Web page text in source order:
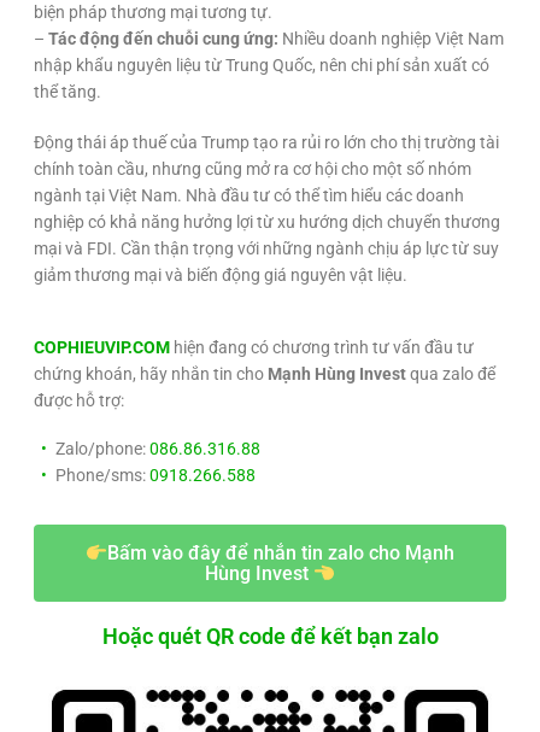
biện pháp thương mại tương tự.
– Tác động đến chuỗi cung ứng: Nhiều doanh nghiệp Việt Nam
nhập khẩu nguyên liệu từ Trung Quốc, nên chi phí sản xuất có
thể tăng.
Động thái áp thuế của Trump tạo ra rủi ro lớn cho thị trường tài
chính toàn cầu, nhưng cũng mở ra cơ hội cho một số nhóm
ngành tại Việt Nam. Nhà đầu tư có thể tìm hiểu các doanh
nghiệp có khả năng hưởng lợi từ xu hướng dịch chuyển thương
mại và FDI. Cần thận trọng với những ngành chịu áp lực từ suy
giảm thương mại và biến động giá nguyên vật liệu.
COPHIEUVIP.COM hiện đang có chương trình tư vấn đầu tư
chứng khoán, hãy nhắn tin cho Mạnh Hùng Investqua zalo để
được hỗ trợ:
Zalo/phone:086.86.316.88
Phone/sms:0918.266.588
Bấm vào đây để nhắn tin zalo cho Mạnh
Hùng Invest
Hoặc quét QR code để kết bạn zalo